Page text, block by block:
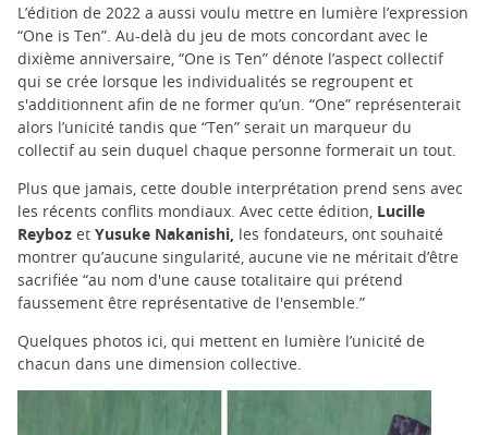
L’édition de 2022 a aussi voulu mettre en lumière l’expression
“One is Ten”. Au-delà du jeu de mots concordant avec le
dixième anniversaire, “One is Ten” dénote l’aspect collectif
qui se crée lorsque les individualités se regroupent et
s'additionnent afin de ne former qu’un. “One” représenterait
alors l’unicité tandis que “Ten” serait un marqueur du
collectif au sein duquel chaque personne formerait un tout.
Plus que jamais, cette double interprétation prend sens avec
les récents conflits mondiaux. Avec cette édition, Lucille
Reyboz et Yusuke Nakanishi, les fondateurs, ont souhaité
montrer qu’aucune singularité, aucune vie ne méritait d’être
sacrifiée “au nom d'une cause totalitaire qui prétend
faussement être représentative de l'ensemble.”
Quelques photos ici, qui mettent en lumière l’unicité de
chacun dans une dimension collective.